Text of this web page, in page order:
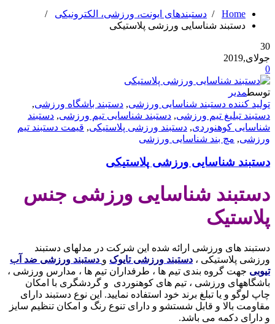
Home
/ دستبندهای ایونت، ورزشی، الکترونیکی /
دستبند شناسایی ورزشی پلاستیکی
30
جولای,2019
0
توسطمدیر
تولید کننده دستبند شناسایی ورزشی, دستبند باشگاه ورزشی,
دستبند تبلیغ تیم ورزشی, دستبند شناسایی تیم ورزشی, دستبند
شناسایی کوهنوردی, دستبند ورزشی پلاستیکی, قیمت دستبند تیم
ورزشی, مچ بند شناسایی ورزشی
دستبند شناسایی ورزشی پلاستیکی
دستبند شناسایی ورزشی جنس
پلاستیک
دستبند های ورزشی ارائه شده این شرکت در مدلهای دستبند
ورزشی پلاستیکی ، دستبند ورزشی تایوک و دستبند ورزشی ضد آب
تیوبی جهت گروه بندی تیم ها ، طرفداران تیم ها ، مدارس ورزشی ،
باشگاههای ورزشی ، تیم های کوهنوردی و گردشگری با امکان
چاپ لوگو و یا تبلغ برند خود استفاده نمایید. این نوع دستبند دارای
مقاومت بالا و قابل شستشو و دارای تنوع رنگ و امکان تنظیم سایز
و دارای دکمه می باشد.